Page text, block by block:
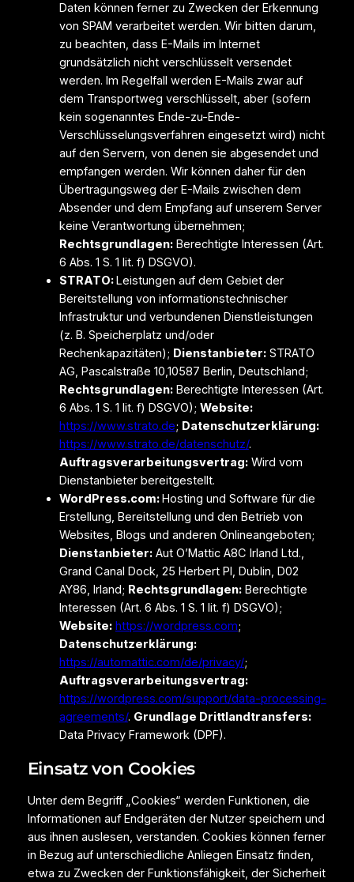
Daten können ferner zu Zwecken der Erkennung
von SPAM verarbeitet werden. Wir bitten darum,
zu beachten, dass E-Mails im Internet
grundsätzlich nicht verschlüsselt versendet
werden. Im Regelfall werden E-Mails zwar auf
dem Transportweg verschlüsselt, aber (sofern
kein sogenanntes Ende-zu-Ende-
Verschlüsselungsverfahren eingesetzt wird) nicht
auf den Servern, von denen sie abgesendet und
empfangen werden. Wir können daher für den
Übertragungsweg der E-Mails zwischen dem
Absender und dem Empfang auf unserem Server
keine Verantwortung übernehmen;
Rechtsgrundlagen:Berechtigte Interessen (Art.
6 Abs. 1 S. 1 lit. f) DSGVO).
STRATO:Leistungen auf dem Gebiet der
Bereitstellung von informationstechnischer
Infrastruktur und verbundenen Dienstleistungen
(z. B. Speicherplatz und/oder
Rechenkapazitäten); Dienstanbieter:STRATO
AG, Pascalstraße 10,10587 Berlin, Deutschland;
Rechtsgrundlagen:Berechtigte Interessen (Art.
6 Abs. 1 S. 1 lit. f) DSGVO); Website:
https://www.strato.de; Datenschutzerklärung:
https://www.strato.de/datenschutz/.
Auftragsverarbeitungsvertrag:Wird vom
Dienstanbieter bereitgestellt.
WordPress.com:Hosting und Software für die
Erstellung, Bereitstellung und den Betrieb von
Websites, Blogs und anderen Onlineangeboten;
Dienstanbieter:Aut O’Mattic A8C Irland Ltd.,
Grand Canal Dock, 25 Herbert Pl, Dublin, D02
AY86, Irland; Rechtsgrundlagen:Berechtigte
Interessen (Art. 6 Abs. 1 S. 1 lit. f) DSGVO);
Website: https://wordpress.com;
Datenschutzerklärung:
https://automattic.com/de/privacy/;
Auftragsverarbeitungsvertrag:
https://wordpress.com/support/data-processing-
agreements/. Grundlage Drittlandtransfers:
Data Privacy Framework (DPF).
Einsatz von Cookies
Unter dem Begriff „Cookies“ werden Funktionen, die
Informationen auf Endgeräten der Nutzer speichern und
aus ihnen auslesen, verstanden. Cookies können ferner
in Bezug auf unterschiedliche Anliegen Einsatz finden,
etwa zu Zwecken der Funktionsfähigkeit, der Sicherheit